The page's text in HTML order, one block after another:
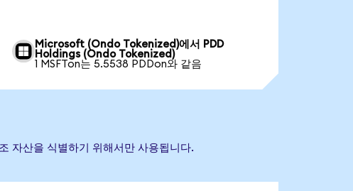
Microsoft (Ondo Tokenized)에서 PDD
Holdings (Ondo Tokenized)
1 MSFTon는 5.5538 PDDon와 같음
자산을 식별하기 위해서만 사용됩니다.